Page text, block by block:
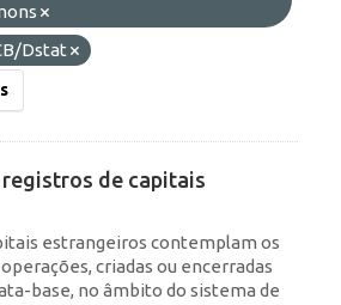
Dstat
de capitais
estrangeiros contemplam os
criadas ou encerradas
base, no âmbito do sistema de